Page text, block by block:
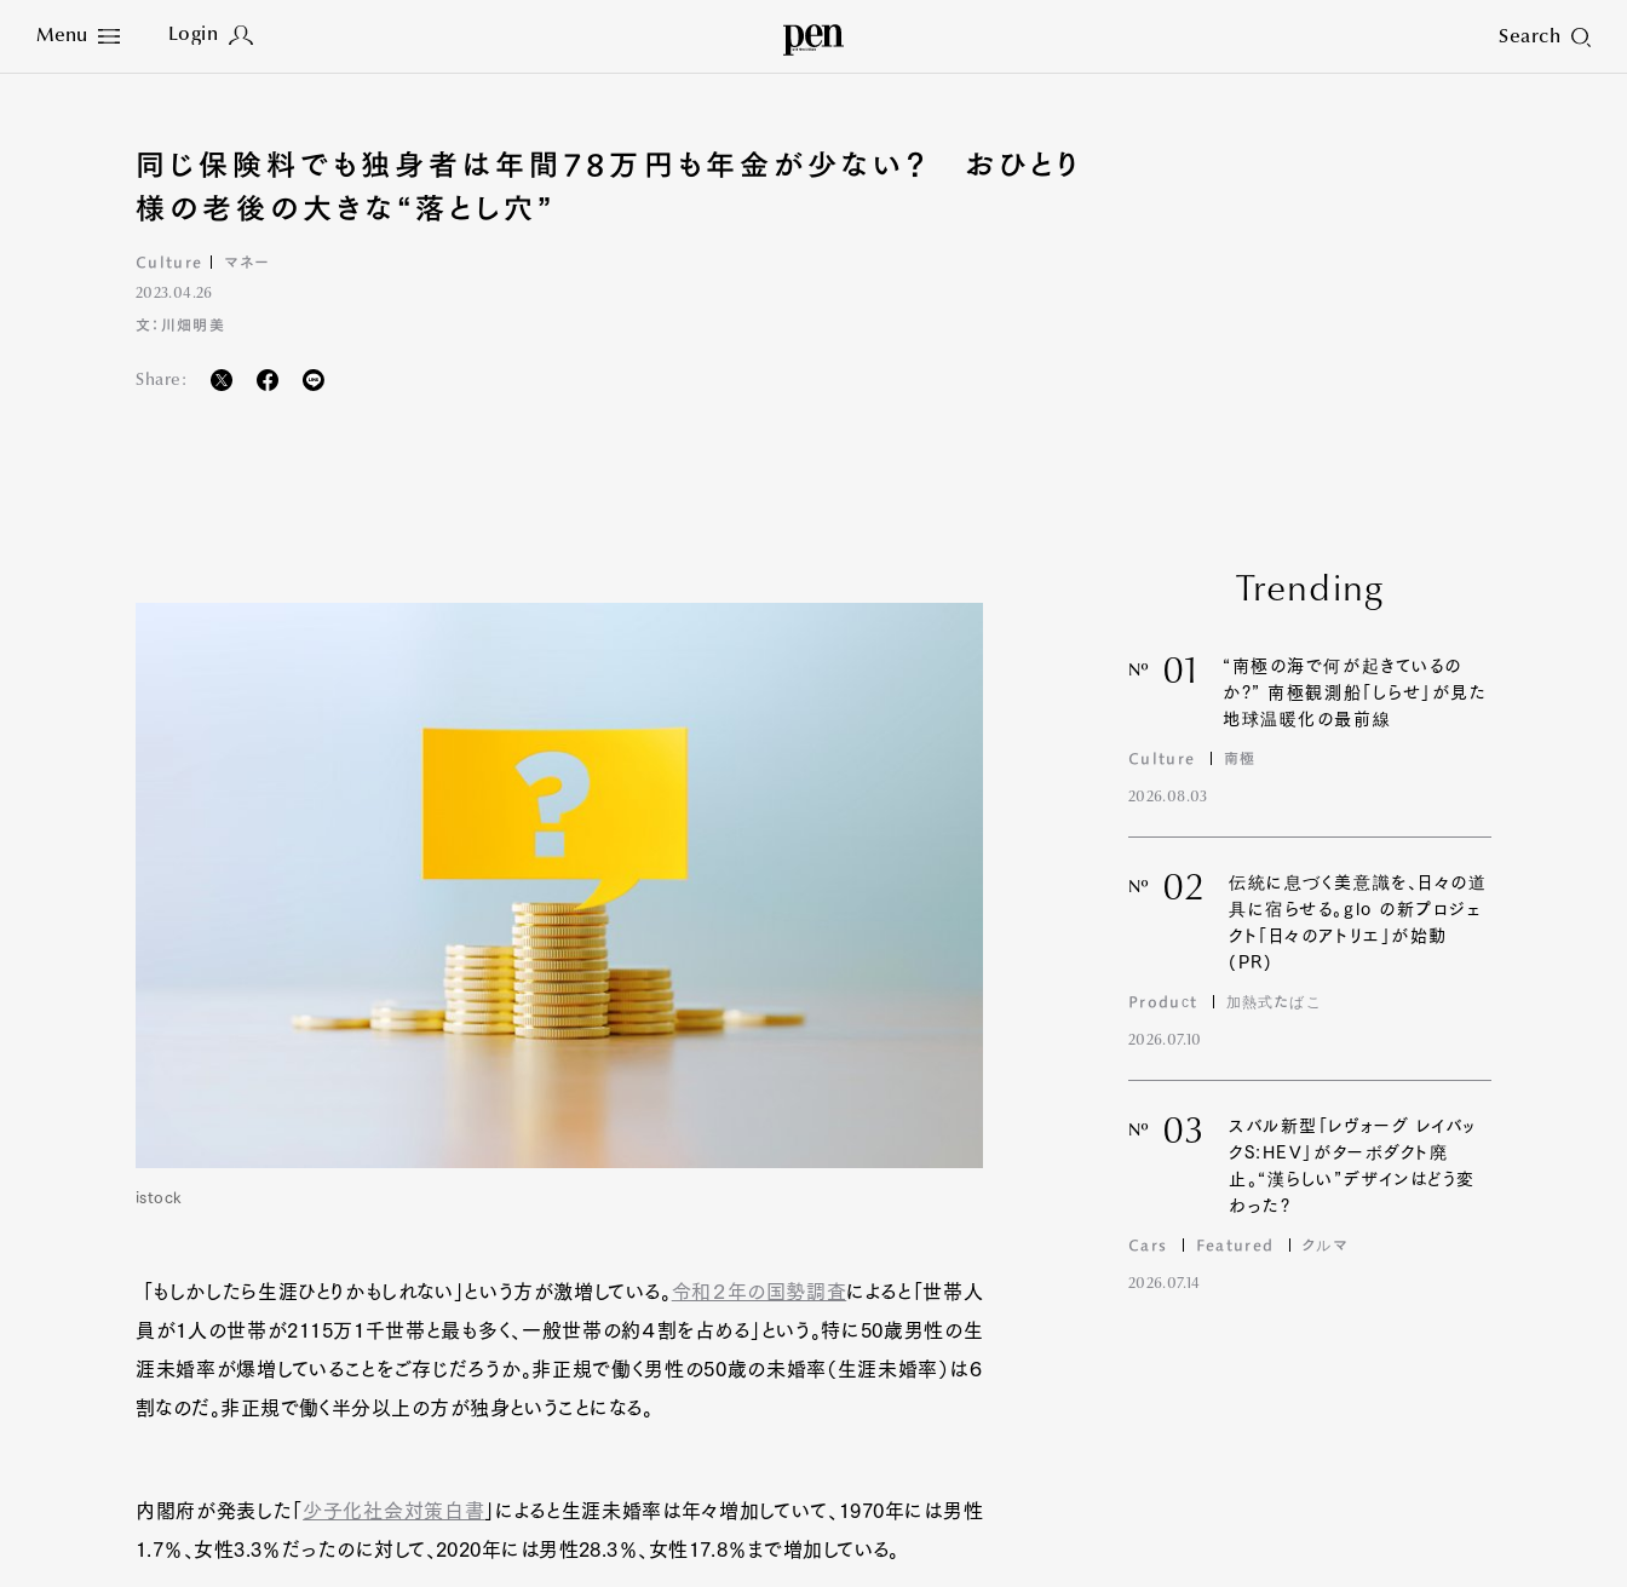
Menu Login Search
Close
同じ保険料でも独身者は年間78万円も年金が少ない？ おひとり
様の老後の大きな“落とし穴”
Culture マネー
2023.04.26
文：川畑明美
Share:
istock
「もしかしたら生涯ひとりかもしれない」という方が激増している。 令和２年の国勢調査によると「世帯人
員が１人の世帯が2115万１千世帯と最も多く、一般世帯の約４割を占める」という。特に50歳男性の生
涯未婚率が爆増していることをご存じだろうか。非正規で働く男性の50歳の未婚率（生涯未婚率）は６
割なのだ。非正規で働く半分以上の方が独身ということになる。
内閣府が発表した「 少子化社会対策白書 」によると生涯未婚率は年々増加していて、1970年には男性
1.7％、女性3.3％だったのに対して、2020年には男性28.3％、女性17.8％まで増加している。
Trending
Nº 01
“南極の海で何が起きているの
か?” 南極観測船「しらせ」が見た
地球温暖化の最前線
Culture 南極
2026.08.03
Nº 02
伝統に息づく美意識を、日々の道
具に宿らせる。glo の新プロジェ
クト「日々のアトリエ」が始動
(PR)
Product 加熱式たばこ
2026.07.10
Nº 03
スバル新型「レヴォーグ レイバッ
クS:HEV」がターボダクト廃
止。“漢らしい”デザインはどう変
わった?
Cars Featured クルマ
2026.07.14